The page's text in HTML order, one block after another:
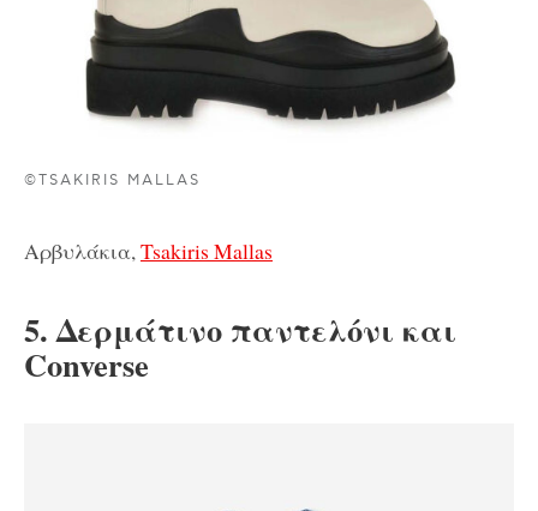
©TSAKIRIS MALLAS
Αρβυλάκια,Tsakiris Mallas
5. Δερμάτινο παντελόνι και
Converse